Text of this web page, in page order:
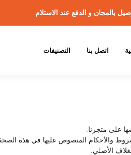
بالمجان و الدفع عند الاستلام
اتصل بنا التصنيفات
على متجرنا.
والأحكام المنصوص عليها في هذه
الأصلي.